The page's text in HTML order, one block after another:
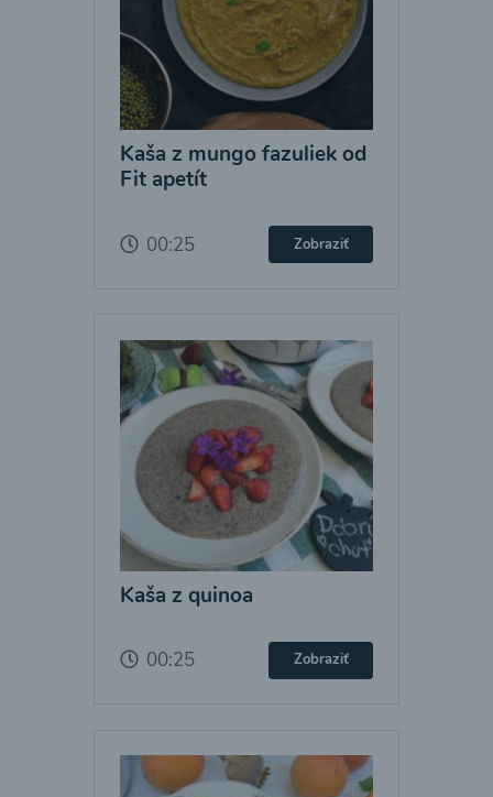
Kaša z mungo fazuliek od
Fit apetít
00:25 Zobraziť
Kaša z quinoa
00:25 Zobraziť